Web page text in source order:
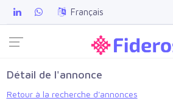
Français
Détail de l'annonce
Retour à la recherche d'annonces